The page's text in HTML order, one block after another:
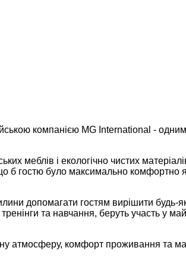
компанією MG International - одним
меблів і екологічно чистих
було максимально комфортно як
допомагати гостям вирішити будь-
та навчання, беруть участь у
атмосферу, комфорт проживання та